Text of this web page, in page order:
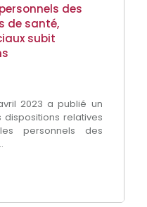
des
de santé,
subit
2023 a publié un
relatives
personnels des